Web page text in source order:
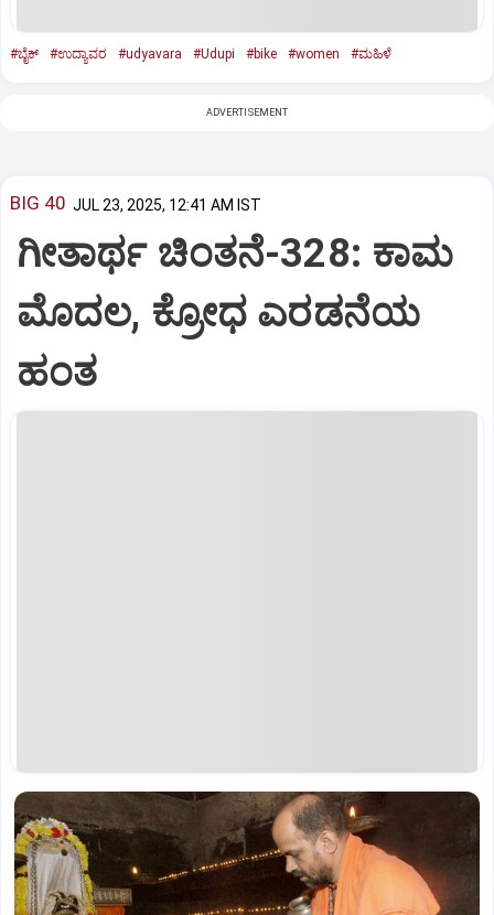
#ಬೈಕ್‌ #ಉದ್ಯಾವರ #udyavara #Udupi #bike #women #ಮಹಿಳೆ
ADVERTISEMENT
BIG 40 JUL 23, 2025, 12:41 AM IST
ಗೀತಾರ್ಥ ಚಿಂತನೆ-328: ಕಾಮ
ಮೊದಲ, ಕ್ರೋಧ ಎರಡನೆಯ
ಹಂತ